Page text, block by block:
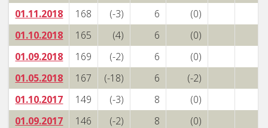
01.11.2018
168 (-3) 6
(0)
01.10.2018
165 (4) 6
(0)
01.09.2018
169 (-2) 6
(0)
01.05.2018
167 (-18) 6
(-2)
01.10.2017
149 (-3) 8
(0)
01.09.2017
146 (-2) 8
(0)